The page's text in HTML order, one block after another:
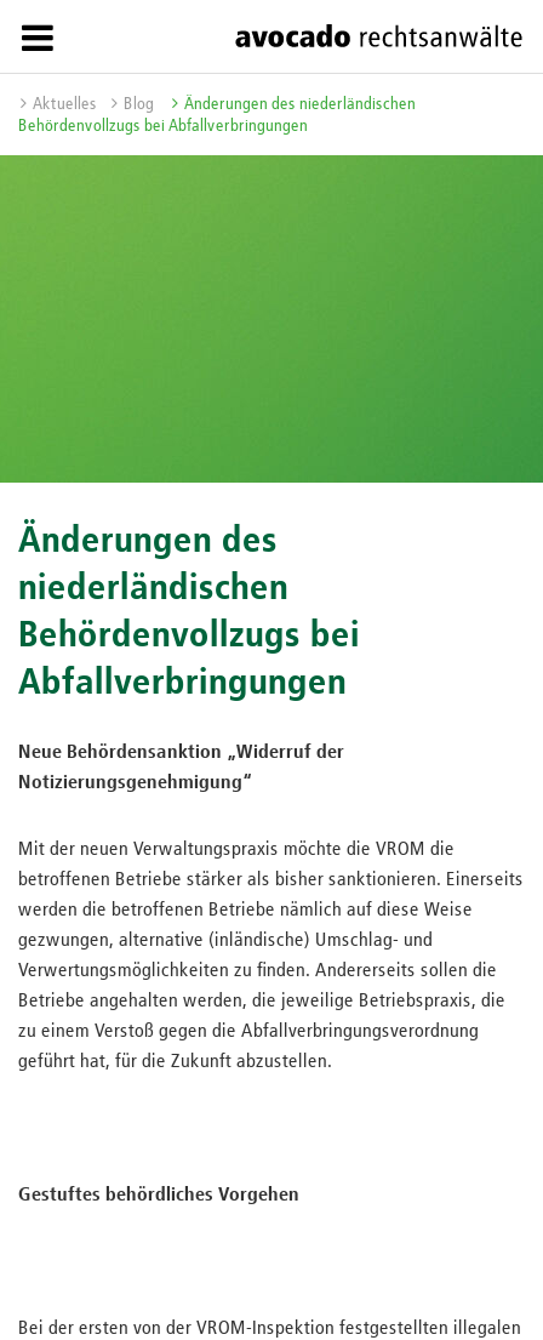
Aktuelles Blog
Änderungen des niederländischen
Behördenvollzugs bei Abfallverbringungen
Änderungen des
niederländischen
Behördenvollzugs bei
Abfallverbringungen
Neue Behördensanktion „Widerruf der
Notizierungsgenehmigung“
Mit der neuen Verwaltungspraxis möchte die VROM die
betroffenen Betriebe stärker als bisher sanktionieren. Einerseits
werden die betroffenen Betriebe nämlich auf diese Weise
gezwungen, alternative (inländische) Umschlag- und
Verwertungsmöglichkeiten zu finden. Andererseits sollen die
Betriebe angehalten werden, die jeweilige Betriebspraxis, die
zu einem Verstoß gegen die Abfallverbringungsverordnung
geführt hat, für die Zukunft abzustellen.
Gestuftes behördliches Vorgehen
Bei der ersten von der VROM-Inspektion festgestellten illegalen